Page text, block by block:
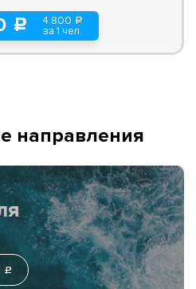
c 4 800 a
за 1 чел.
направления
c